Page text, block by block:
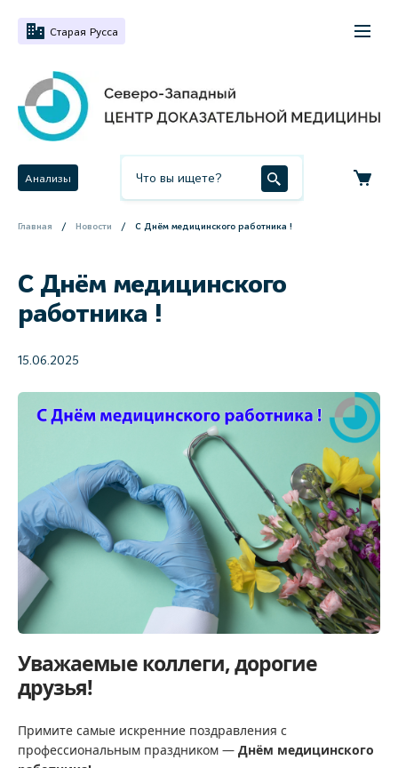
Старая Русса
Анализы
Главная Новости С Днём медицинского работника !
С Днём медицинского
работника !
15.06.2025
Уважаемые коллеги, дорогие
друзья!
Примите самые искренние поздравления с
профессиональным праздником — Днём медицинского